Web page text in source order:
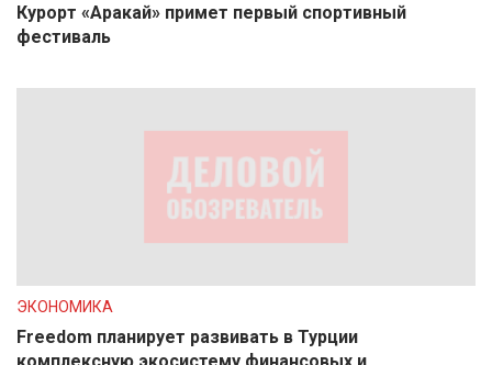
Курорт «Аракай» примет первый спортивный
фестиваль
ЭКОНОМИКА
Freedom планирует развивать в Турции